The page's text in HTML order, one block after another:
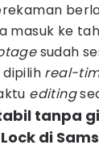
masuk ke
sudah
real-
editing
tanpa
di